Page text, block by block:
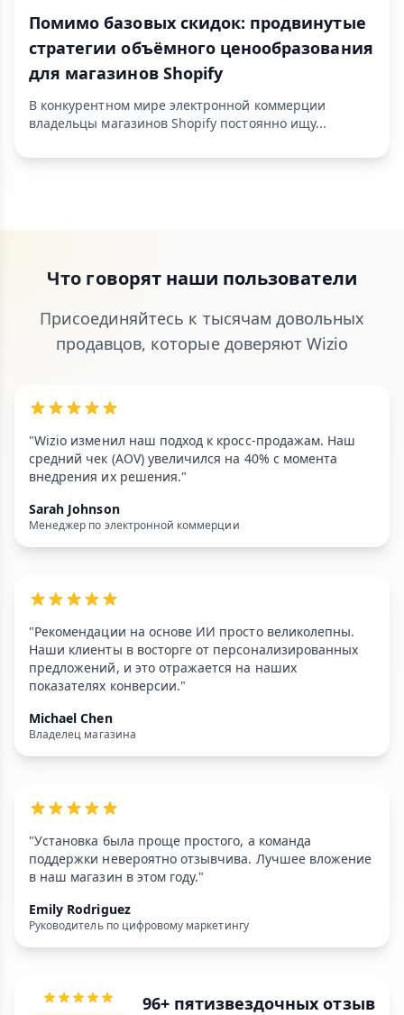
Помимо базовых скидок: продвинутые
стратегии объёмного ценообразования
для магазинов Shopify
В конкурентном мире электронной коммерции
владельцы магазинов Shopify постоянно ищу...
Что говорят наши пользователи
Присоединяйтесь к тысячам довольных
продавцов, которые доверяют Wizio
"Wizio изменил наш подход к кросс-продажам. Наш
средний чек (AOV) увеличился на 40% с момента
внедрения их решения."
Sarah Johnson
Менеджер по электронной коммерции
"Рекомендации на основе ИИ просто великолепны.
Наши клиенты в восторге от персонализированных
предложений, и это отражается на наших
показателях конверсии."
Michael Chen
Владелец магазина
"Установка была проще простого, а команда
поддержки невероятно отзывчива. Лучшее вложение
в наш магазин в этом году."
Emily Rodriguez
Руководитель по цифровому маркетингу
96+ пятизвездочных отзыв